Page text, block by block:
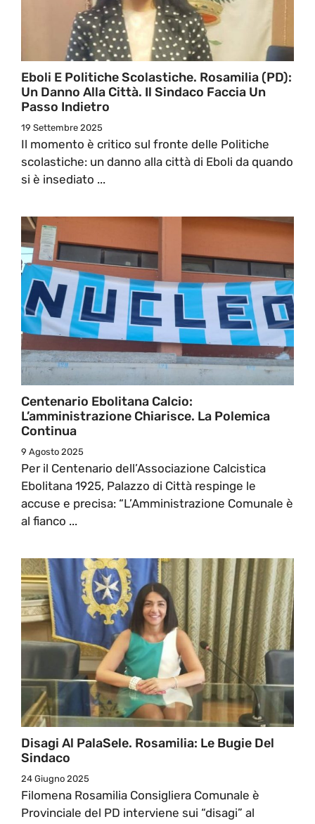
Eboli E Politiche Scolastiche. Rosamilia (PD):
Un Danno Alla Città. Il Sindaco Faccia Un
Passo Indietro
19 Settembre 2025
Il momento è critico sul fronte delle Politiche
scolastiche: un danno alla città di Eboli da quando
si è insediato ...
Centenario Ebolitana Calcio:
L’amministrazione Chiarisce. La Polemica
Continua
9 Agosto 2025
Per il Centenario dell’Associazione Calcistica
Ebolitana 1925, Palazzo di Città respinge le
accuse e precisa: “L’Amministrazione Comunale è
al fianco ...
Disagi Al PalaSele. Rosamilia: Le Bugie Del
Sindaco
24 Giugno 2025
Filomena Rosamilia Consigliera Comunale è
Provinciale del PD interviene sui “disagi” al